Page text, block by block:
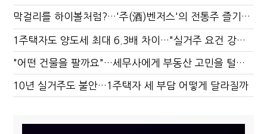
막걸리를 하이볼처럼?…'주(酒)벤저스'의 전통주 즐기는 법
1주택자도 양도세 최대 6.3배 차이…"실거주 요건 강화하자"
"어떤 건물을 팔까요"…세무사에게 부동산 고민을 털어놓는 이유
10년 실거주도 불안…1주택자 세 부담 어떻게 달라질까